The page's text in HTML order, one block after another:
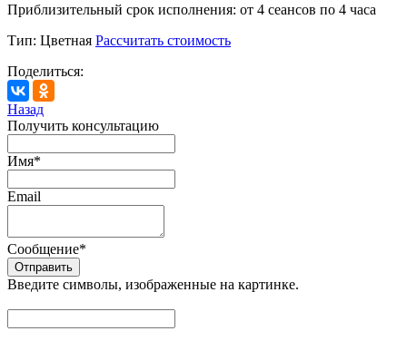
Приблизительный срок исполнения: от 4 сеансов по 4 часа
Тип: Цветная Рассчитать стоимость
Поделиться:
Назад
Получить консультацию
Имя*
Email
Сообщение*
Введите символы, изображенные на картинке.